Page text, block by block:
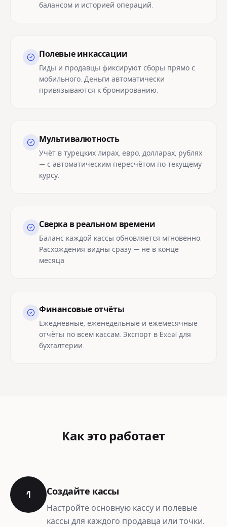
балансом и историей операций.
Полевые инкассации
Гиды и продавцы фиксируют сборы прямо с
мобильного. Деньги автоматически
привязываются к бронированию.
Мультивалютность
Учёт в турецких лирах, евро, долларах, рублях
— с автоматическим пересчётом по текущему
курсу.
Сверка в реальном времени
Баланс каждой кассы обновляется мгновенно.
Расхождения видны сразу — не в конце
месяца.
Финансовые отчёты
Ежедневные, еженедельные и ежемесячные
отчёты по всем кассам. Экспорт в Excel для
бухгалтерии.
Как это работает
1 Создайте кассы
Настройте основную кассу и полевые
кассы для каждого продавца или точки.